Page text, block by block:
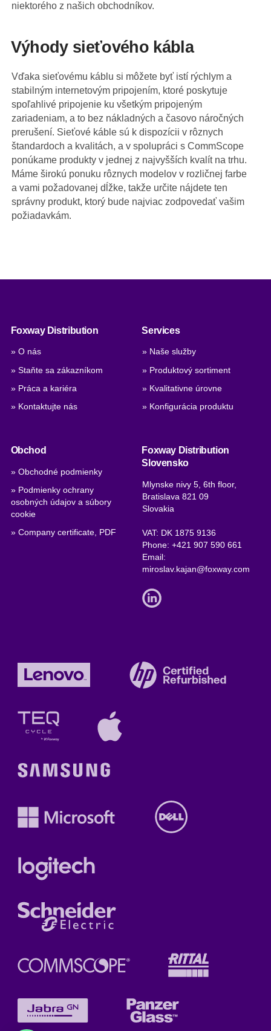
niektorého z našich obchodníkov.
Výhody sieťového kábla
Vďaka sieťovému káblu si môžete byť istí rýchlym a
stabilným internetovým pripojením, ktoré poskytuje
spoľahlivé pripojenie ku všetkým pripojeným
zariadeniam, a to bez nákladných a časovo náročných
prerušení. Sieťové káble sú k dispozícii v rôznych
štandardoch a kvalitách, a v spolupráci s CommScope
ponúkame produkty v jednej z najvyšších kvalít na trhu.
Máme širokú ponuku rôznych modelov v rozličnej farbe
a vami požadovanej dĺžke, takže určite nájdete ten
správny produkt, ktorý bude najviac zodpovedať vašim
požiadavkám.
Foxway Distribution
» O nás
» Staňte sa zákazníkom
» Práca a kariéra
» Kontaktujte nás
Services
» Naše služby
» Produktový sortiment
» Kvalitativne úrovne
» Konfigurácia produktu
Obchod
» Obchodné podmienky
» Podmienky ochrany
osobných údajov a súbory
cookie
» Company certificate, PDF
Foxway Distribution
Slovensko
Mlynske nivy 5, 6th floor,
Bratislava 821 09
Slovakia
VAT: DK 1875 9136
Phone:+421 907 590 661
Email:
miroslav.kajan@foxway.com